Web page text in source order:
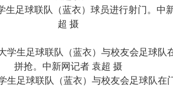
生足球联队（蓝衣）球员进行射门。中
超 摄
生足球联队（蓝衣）与校友会足球队在